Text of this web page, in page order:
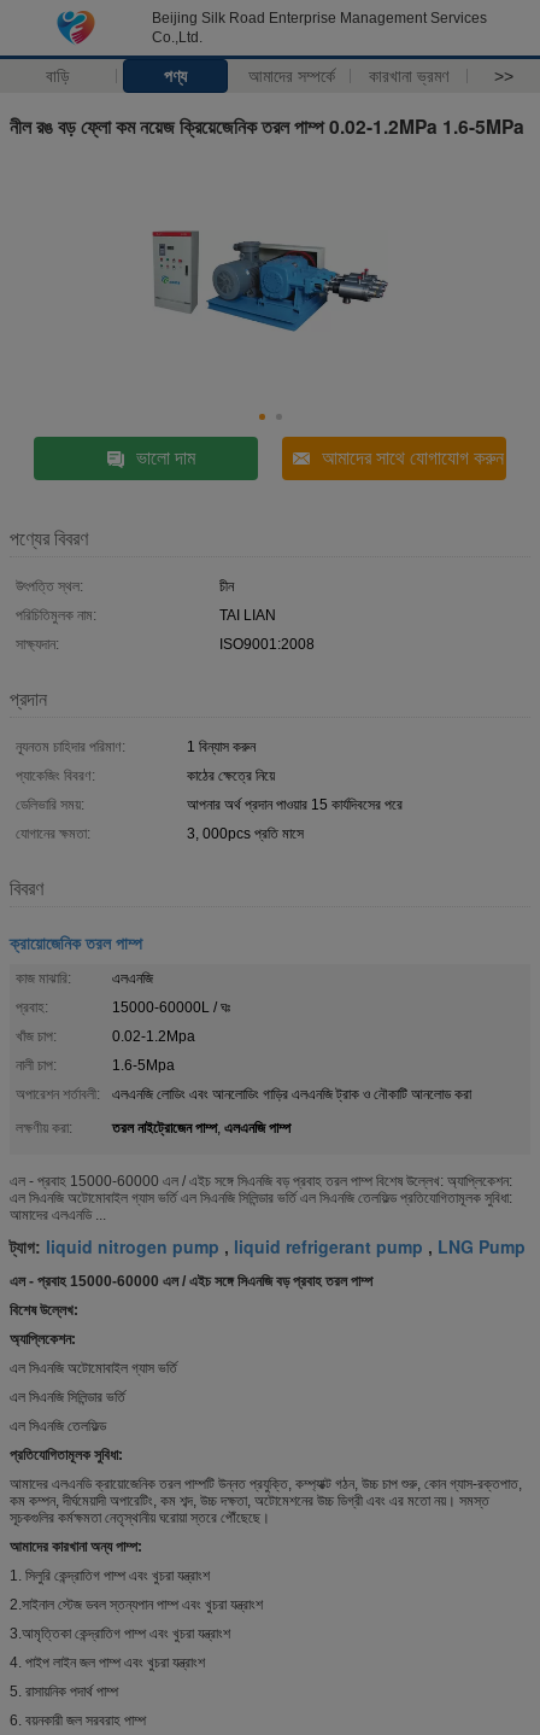
Beijing Silk Road Enterprise Management Services
Co.,Ltd.
বাড়ি পণ্য আমাদের সম্পর্কে কারখানা ভ্রমণ >>
নীল রঙ বড় ফ্লো কম নয়েজ ক্রিয়েজেনিক তরল পাম্প 0.02-1.2MPa 1.6-5MPa
ভালো দাম আমাদের সাথে যোগাযোগ করুন
পণ্যের বিবরণ
উৎপত্তি স্থল:
চীন
পরিচিতিমুলক নাম:
TAI LIAN
সাক্ষ্যদান:
ISO9001:2008
প্রদান
ন্যূনতম চাহিদার পরিমাণ:
1 বিন্যাস করুন
প্যাকেজিং বিবরণ:
কাঠের ক্ষেত্রে নিয়ে
ডেলিভারি সময়:
আপনার অর্থ প্রদান পাওয়ার 15 কার্যদিবসের পরে
যোগানের ক্ষমতা:
3, 000pcs প্রতি মাসে
বিবরণ
ক্রায়োজেনিক তরল পাম্প
কাজ মাঝারি:
এলএনজি
প্রবাহ:
15000-60000L / ঘঃ
খাঁজ চাপ:
0.02-1.2Mpa
নালী চাপ:
1.6-5Mpa
অপারেশন শর্তাবলী:
এলএনজি লোডিং এবং আনলোডিং গাড়ির এলএনজি ট্রাক ও নৌকাটি আনলোড করা
লক্ষণীয় করা:
তরল নাইট্রোজেন পাম্প, এলএনজি পাম্প
এল - প্রবাহ 15000-60000 এল / এইচ সঙ্গে সিএনজি বড় প্রবাহ তরল পাম্প বিশেষ উল্লেখ: অ্যাপ্লিকেশন:
এল সিএনজি অটোমোবাইল গ্যাস ভর্তি এল সিএনজি সিলিন্ডার ভর্তি এল সিএনজি তেলফিল্ড প্রতিযোগিতামূলক সুবিধা:
আমাদের এলএনডি ...
ট্যাগ: liquid nitrogen pump , liquid refrigerant pump , LNG Pump
এল - প্রবাহ 15000-60000 এল / এইচ সঙ্গে সিএনজি বড় প্রবাহ তরল পাম্প
বিশেষ উল্লেখ:
অ্যাপ্লিকেশন:
এল সিএনজি অটোমোবাইল গ্যাস ভর্তি
এল সিএনজি সিলিন্ডার ভর্তি
এল সিএনজি তেলফিল্ড
প্রতিযোগিতামূলক সুবিধা:
আমাদের এলএনডি ক্রায়োজেনিক তরল পাম্পটি উন্নত প্রযুক্তি, কম্প্যাক্ট গঠন, উচ্চ চাপ শুরু, কোন গ্যাস-রক্তপাত,
কম কম্পন, দীর্ঘমেয়াদী অপারেটিং, কম শব্দ, উচ্চ দক্ষতা, অটোমেশনের উচ্চ ডিগ্রী এবং এর মতো নয়। সমস্ত
সূচকগুলির কর্মক্ষমতা নেতৃস্থানীয় ঘরোয়া স্তরে পৌঁছেছে।
আমাদের কারখানা অন্য পাম্প:
1. সিলুরি কেন্দ্রাতিগ পাম্প এবং খুচরা যন্ত্রাংশ
2.সাইনাল স্টেজ ডবল স্তন্যপান পাম্প এবং খুচরা যন্ত্রাংশ
3.আমৃত্তিকা কেন্দ্রাতিগ পাম্প এবং খুচরা যন্ত্রাংশ
4. পাইপ লাইন জল পাম্প এবং খুচরা যন্ত্রাংশ
5. রাসায়নিক পদার্থ পাম্প
6. বয়নকারী জল সরবরাহ পাম্প